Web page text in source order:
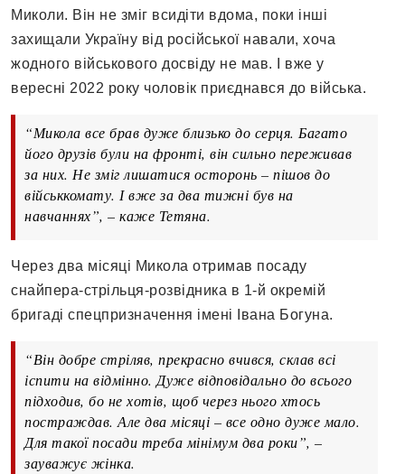
Миколи. Він не зміг всидіти вдома, поки інші
захищали Україну від російської навали, хоча
жодного військового досвіду не мав. І вже у
вересні 2022 року чоловік приєднався до війська.
“Микола все брав дуже близько до серця. Багато
його друзів були на фронті, він сильно переживав
за них. Не зміг лишатися осторонь – пішов до
військкомату. І вже за два тижні був на
навчаннях”, – каже Тетяна.
Через два місяці Микола отримав посаду
снайпера-стрільця-розвідника в 1-й окремій
бригаді спецпризначення імені Івана Богуна.
“Він добре стріляв, прекрасно вчився, склав всі
іспити на відмінно. Дуже відповідально до всього
підходив, бо не хотів, щоб через нього хтось
постраждав. Але два місяці – все одно дуже мало.
Для такої посади треба мінімум два роки”, –
зауважує жінка.